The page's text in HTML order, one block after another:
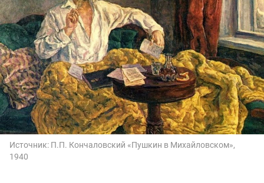
Источник: П.П. Кончаловский «Пушкин в Михайловском»,
1940